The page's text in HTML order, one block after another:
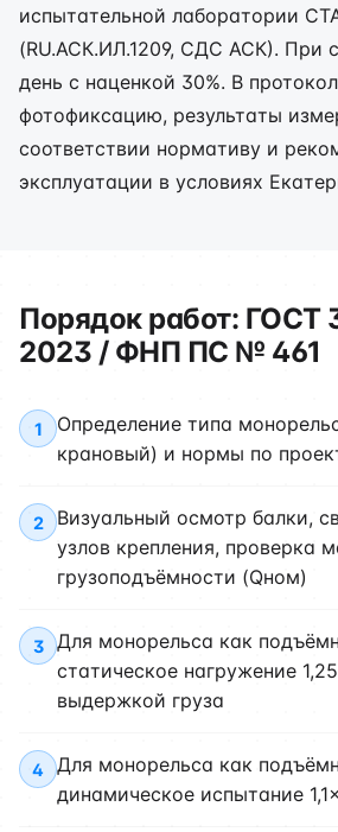
испытательной лаборатории
(RU.АСК.ИЛ.1209, СДС АСК). При
день с наценкой 30%. В
фотофиксацию, результаты
соответствии нормативу и
эксплуатации в условиях
Порядок работ: ГОСТ
2023 / ФНП ПС № 461
1
Определение типа
крановый) и нормы по
2
Визуальный осмотр балки,
узлов крепления, проверка
грузоподъёмности (Qном)
3
Для монорельса как
статическое нагружение
выдержкой груза
4
Для монорельса как
динамическое испытание